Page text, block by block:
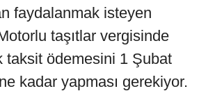
faydalanmak isteyen
taşıtlar vergisinde
taksit ödemesini 1 Şubat
kadar yapması gerekiyor.